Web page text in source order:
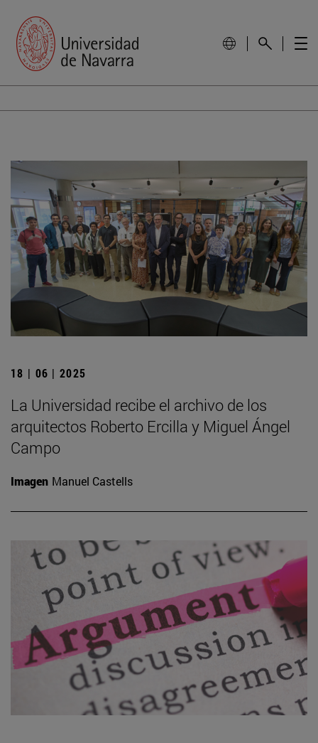
18 | 06 | 2025
La Universidad recibe el archivo de los
arquitectos Roberto Ercilla y Miguel Ángel
Campo
Imagen Manuel Castells